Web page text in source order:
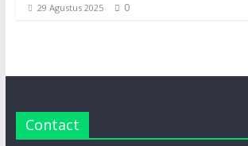
29 Agustus 2025 0
Contact